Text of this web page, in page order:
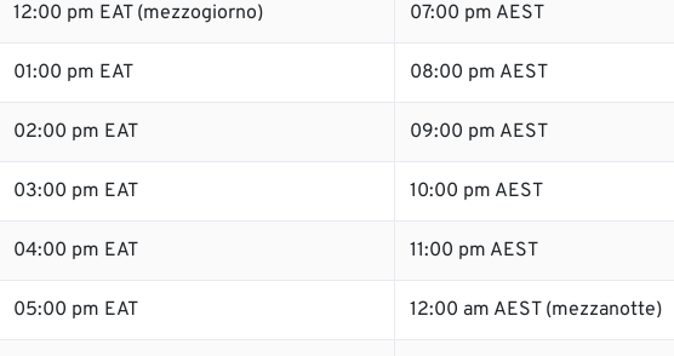
12:00 pm EAT (mezzogiorno) 07:00 pm AEST
01:00 pm EAT 08:00 pm AEST
02:00 pm EAT 09:00 pm AEST
03:00 pm EAT 10:00 pm AEST
04:00 pm EAT 11:00 pm AEST
05:00 pm EAT 12:00 am AEST (mezzanotte)